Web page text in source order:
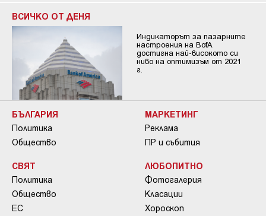
ВСИЧКО ОТ ДЕНЯ
Индикаторът за пазарните
настроения на BofA
достигна най-високото си
ниво на оптимизъм от 2021
г.
БЪЛГАРИЯ
Политика
Общество
СВЯТ
Политика
Общество
ЕС
МАРКЕТИНГ
Реклама
ПР и събития
ЛЮБОПИТНО
Фотогалерия
Класации
Хороскоп